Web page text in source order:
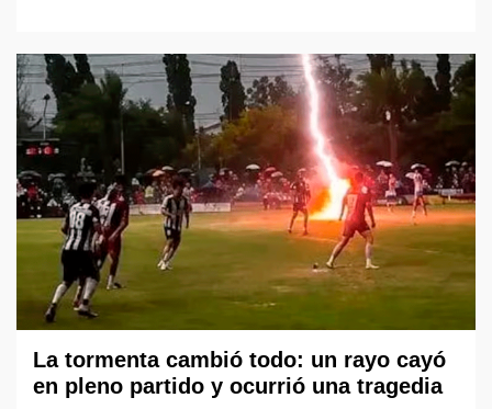
La tormenta cambió todo: un rayo cayó
en pleno partido y ocurrió una tragedia